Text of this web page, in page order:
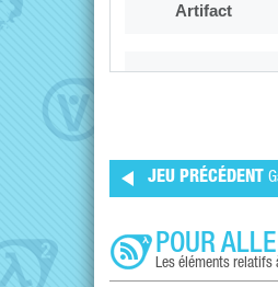
JEU PRÉCÉDENT
POUR
Les éléments relatifs